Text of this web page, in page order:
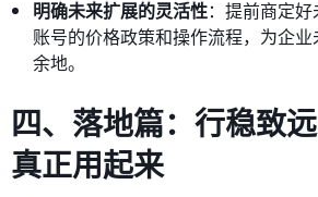
明确未来扩展的灵活性：提前商定
账号的价格政策和操作流程，为企
余地。
四、落地篇：行稳致
真正用起来